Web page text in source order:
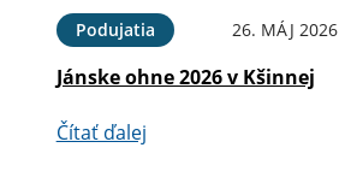
Podujatia 26. MÁJ 2026
Jánske ohne 2026 v Kšinnej
Čítať ďalej